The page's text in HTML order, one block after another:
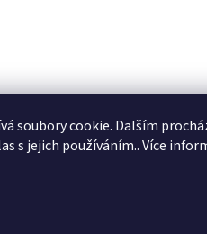
soubory cookie. Dalším
s jejich používáním.. Více
vyhrazena.